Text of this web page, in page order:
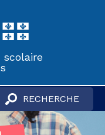
scolaire